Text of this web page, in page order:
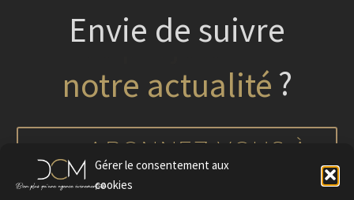
Gérer le consentement aux
cookies
Envie de suivre
notre actualité
nos projets ?
ABONNEZ-VOUS À
NOTRE NEWSLETTER